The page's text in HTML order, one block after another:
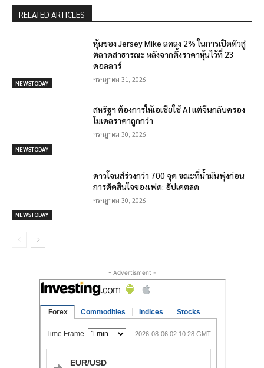
RELATED ARTICLES
NEWSTODAY
หุ้นของ Jersey Mike ลดลง 2% ในการเปิดตัวสู่
ตลาดสาธารณะ หลังจากตั้งราคาหุ้นไว้ที่ 23
ดอลลาร์
กรกฎาคม 31, 2026
NEWSTODAY
สหรัฐฯ ต้องการให้เอเชียใช้ AI แต่จีนกลับครอง
โมเดลราคาถูกกว่า
กรกฎาคม 30, 2026
NEWSTODAY
ดาวโจนส์ร่วงกว่า 700 จุด ขณะที่น้ำมันพุ่งก่อน
การตัดสินใจของเฟด: อัปเดตสด
กรกฎาคม 30, 2026
- Advertisment -